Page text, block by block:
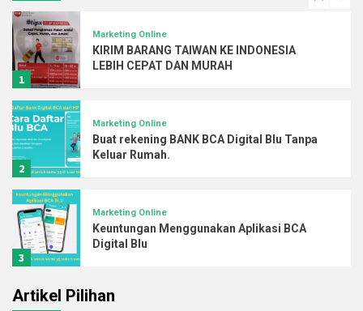
1
Marketing Online
KIRIM BARANG TAIWAN KE INDONESIA
LEBIH CEPAT DAN MURAH
2
Marketing Online
Buat rekening BANK BCA Digital Blu Tanpa
Keluar Rumah.
3
Marketing Online
Keuntungan Menggunakan Aplikasi BCA
Digital Blu
Marketing Online
Artikel Pilihan